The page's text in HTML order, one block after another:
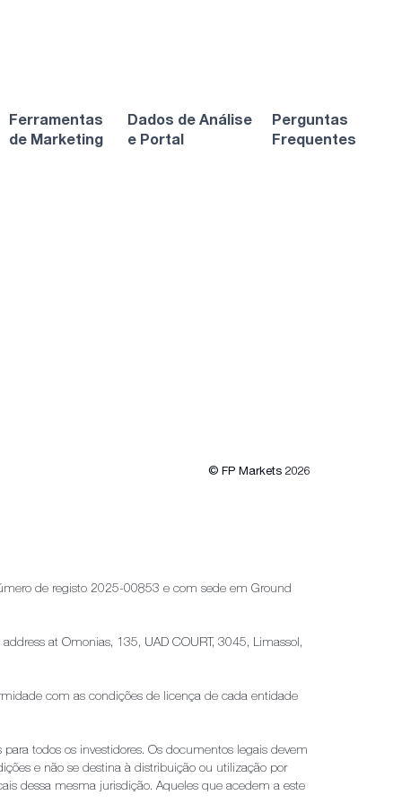
Ferramentas
de Marketing
Dados de Análise
e Portal
Perguntas
Frequentes
© FP Markets 2026
de registo 2025-00853 e com sede em Ground
at Omonias, 135, UAD COURT, 3045, Limassol,
com as condições de licença de cada entidade
todos os investidores. Os documentos legais devem
e não se destina à distribuição ou utilização por
dessa mesma jurisdição. Aqueles que acedem a este